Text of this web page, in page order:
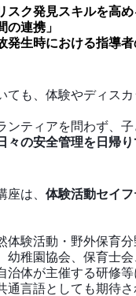
スク発見スキルを高め
の連携」
発生時における指導者
ても、体験やディス
ンティアを問わず、
々の安全管理を日帰
座は、 体験活動セイ
体験活動・野外保育
幼稚園協会、保育士
治体が主催する研修
通言語としても期待さ